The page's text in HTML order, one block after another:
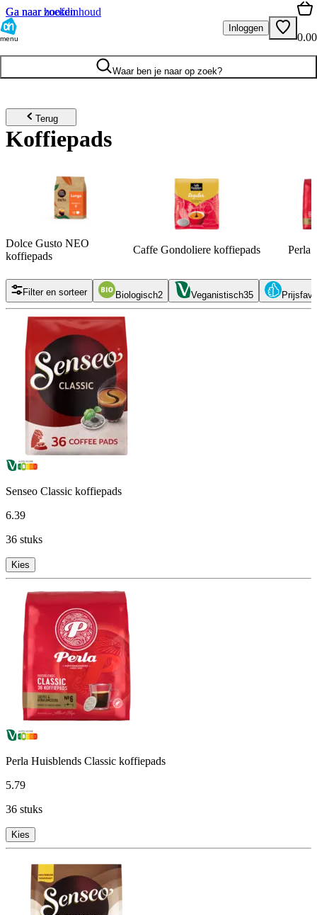
Ga naar hoofdinhoud
Ga naar zoeken
menu
Inloggen
0.00
Waar ben je naar op zoek?
Terug
Koffiepads
Dolce Gusto NEO
koffiepads
Caffe Gondoliere koffiepads Perla
Filter en sorteer Biologisch2 Veganistisch35
Senseo Classic koffiepads
6.39
36 stuks
Kies
Perla Huisblends Classic koffiepads
5.79
36 stuks
Kies